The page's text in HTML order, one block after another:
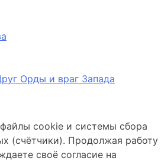
Орды и враг Запада
cookie и системы сбора
(счётчики). Продолжая работу
своё согласие на